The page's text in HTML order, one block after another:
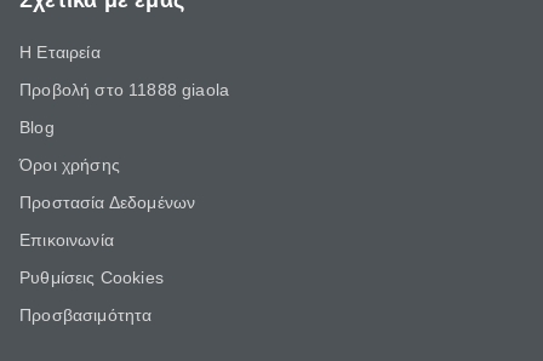
Η Εταιρεία
Προβολή στο 11888 giaola
Blog
Όροι χρήσης
Προστασία Δεδομένων
Επικοινωνία
Ρυθμίσεις Cookies
Προσβασιμότητα